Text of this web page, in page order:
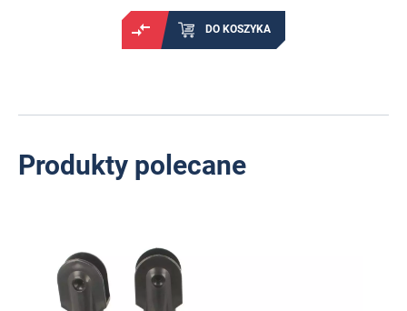
DO KOSZYKA
Produkty polecane